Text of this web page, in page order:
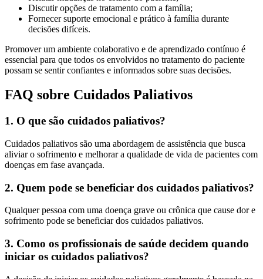
Discutir opções de tratamento com a família;
Fornecer suporte emocional e prático à família durante
decisões difíceis.
Promover um ambiente colaborativo e de aprendizado contínuo é
essencial para que todos os envolvidos no tratamento do paciente
possam se sentir confiantes e informados sobre suas decisões.
FAQ sobre Cuidados Paliativos
1. O que são cuidados paliativos?
Cuidados paliativos são uma abordagem de assistência que busca
aliviar o sofrimento e melhorar a qualidade de vida de pacientes com
doenças em fase avançada.
2. Quem pode se beneficiar dos cuidados paliativos?
Qualquer pessoa com uma doença grave ou crônica que cause dor e
sofrimento pode se beneficiar dos cuidados paliativos.
3. Como os profissionais de saúde decidem quando
iniciar os cuidados paliativos?